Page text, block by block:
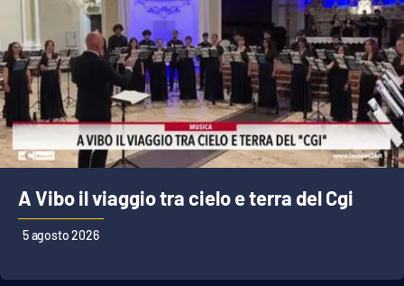
Eventi
Food
Storie
LAC
NETWORK
Lacplay.it
A Vibo il viaggio tra cielo e terra del Cgi
5 agosto 2026